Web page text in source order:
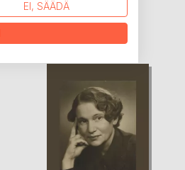
BoD:LLA
EI, SÄÄDÄ